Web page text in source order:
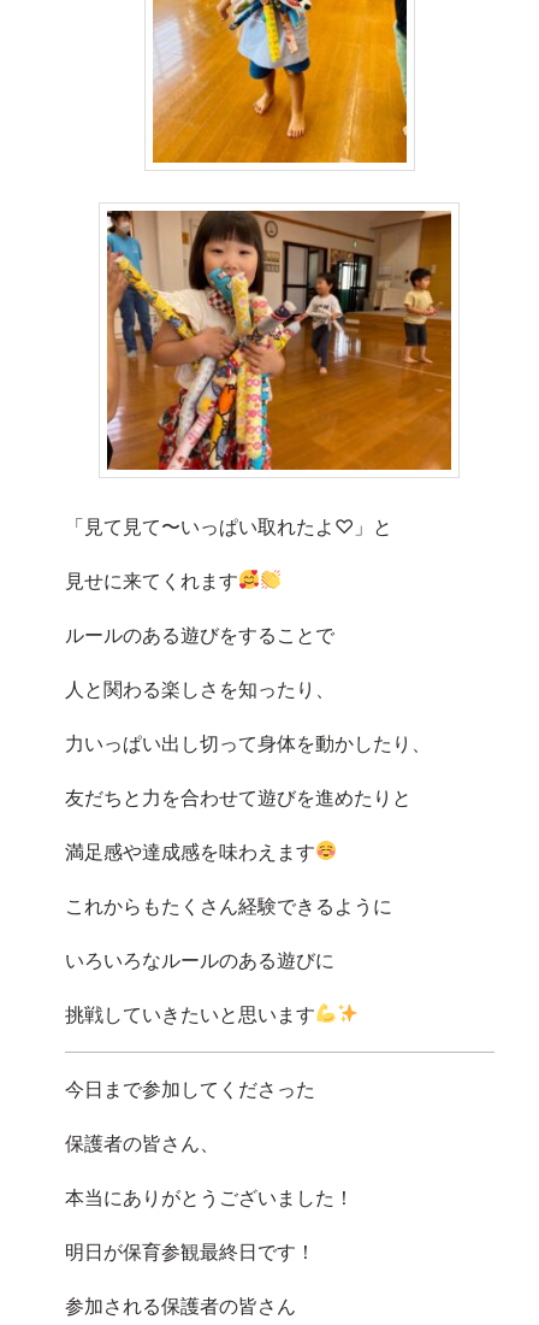
「見て見て〜いっぱい取れたよ♡」と
見せに来てくれます
ルールのある遊びをすることで
人と関わる楽しさを知ったり、
力いっぱい出し切って身体を動かしたり、
友だちと力を合わせて遊びを進めたりと
満足感や達成感を味わえます
これからもたくさん経験できるように
いろいろなルールのある遊びに
挑戦していきたいと思います
今日まで参加してくださった
保護者の皆さん、
本当にありがとうございました！
明日が保育参観最終日です！
参加される保護者の皆さん